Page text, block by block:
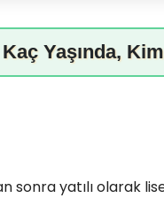
Yaşında,
yatılı olarak